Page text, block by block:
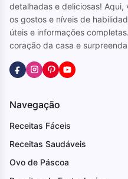
detalhadas e deliciosas!
os gostos e níveis de
úteis e informações
coração da casa e
Navegação
Receitas Fáceis
Receitas Saudáveis
Ovo de Páscoa